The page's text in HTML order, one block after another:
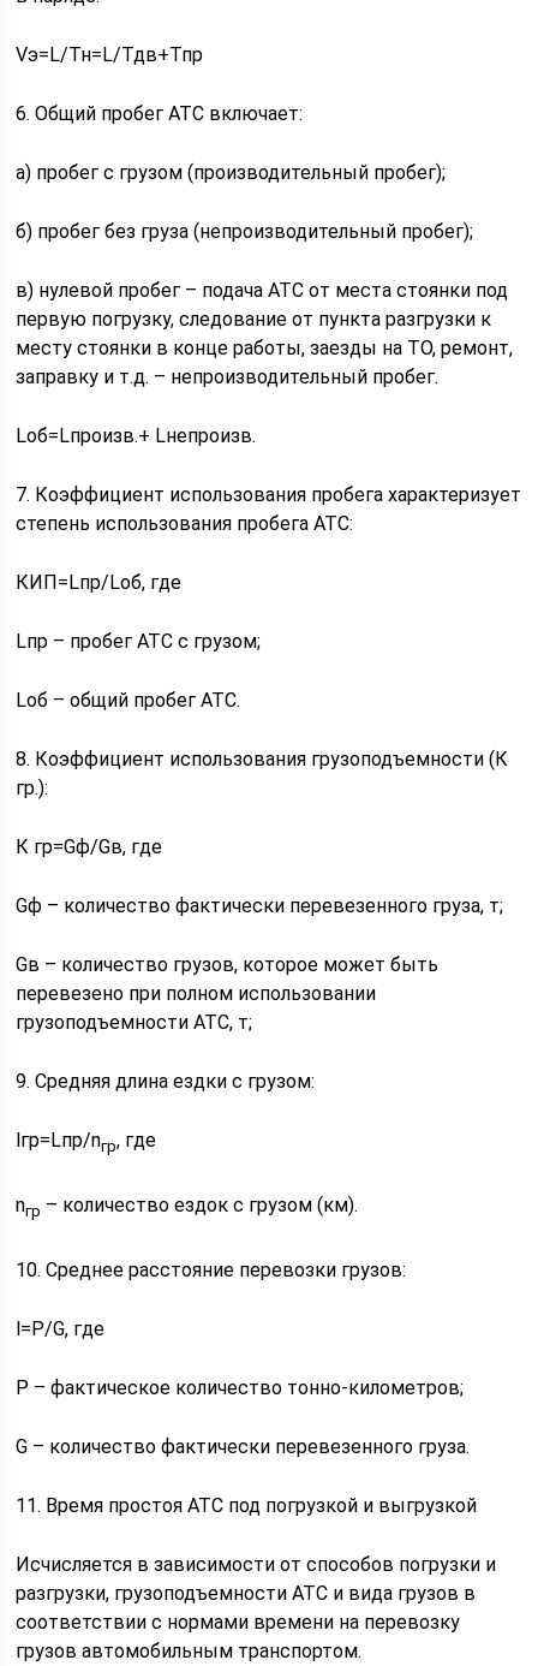
Vэ=L/Тн=L/Тдв+Тпр
6. Общий пробег АТС включает:
а) пробег с грузом (производительный пробег);
б) пробег без груза (непроизводительный пробег);
в) нулевой пробег – подача АТС от места стоянки под
первую погрузку, следование от пункта разгрузки к
месту стоянки в конце работы, заезды на ТО, ремонт,
заправку и т.д. – непроизводительный пробег.
Lоб=Lпроизв.+ Lнепроизв.
7. Коэффициент использования пробега характеризует
степень использования пробега АТС:
КИП=Lпр/Lоб, где
Lпр – пробег АТС с грузом;
Lоб – общий пробег АТС.
8. Коэффициент использования грузоподъемности (К
гр.):
К гр=Gф/Gв, где
Gф – количество фактически перевезенного груза, т;
Gв – количество грузов, которое может быть
перевезено при полном использовании
грузоподъемности АТС, т;
9. Средняя длина ездки с грузом:
lгр=Lпр/nгр, где
nгр – количество ездок с грузом (км).
10. Среднее расстояние перевозки грузов:
l=P/G, где
Р – фактическое количество тонно-километров;
G – количество фактически перевезенного груза.
11. Время простоя АТС под погрузкой и выгрузкой
Исчисляется в зависимости от способов погрузки и
разгрузки, грузоподъемности АТС и вида грузов в
соответствии с нормами времени на перевозку
грузов автомобильным транспортом.